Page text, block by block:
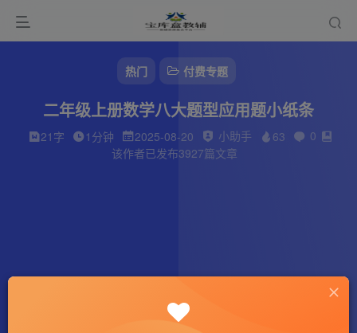
热门 付费专题
二年级上册数学八大题型应用题小纸条
21字 1分钟 2025-08-20 小助手 63
0
该作者已发布3927篇文章